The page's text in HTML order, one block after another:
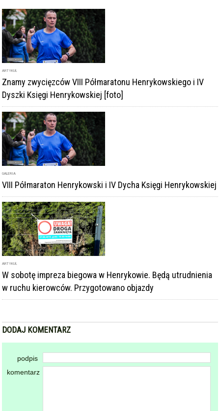
ARTYKUŁ
Znamy zwycięzców VIII Półmaratonu Henrykowskiego i IV
Dyszki Księgi Henrykowskiej [foto]
GALERIA
VIII Półmaraton Henrykowski i IV Dycha Księgi Henrykowskiej
ARTYKUŁ
W sobotę impreza biegowa w Henrykowie. Będą utrudnienia
w ruchu kierowców. Przygotowano objazdy
DODAJ KOMENTARZ
podpis
komentarz